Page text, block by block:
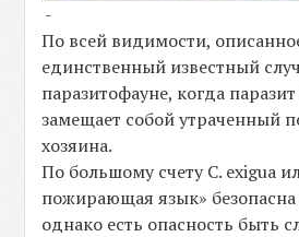
-
По всей видимости,
единственный известный
паразитофауне, когда
замещает собой утраченный
хозяина.
По большому счету C. exigua
пожирающая язык» безопасна
однако есть опасность быть